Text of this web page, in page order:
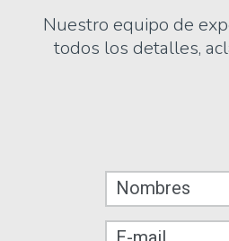
Nuestro equipo de
todos los detalles,